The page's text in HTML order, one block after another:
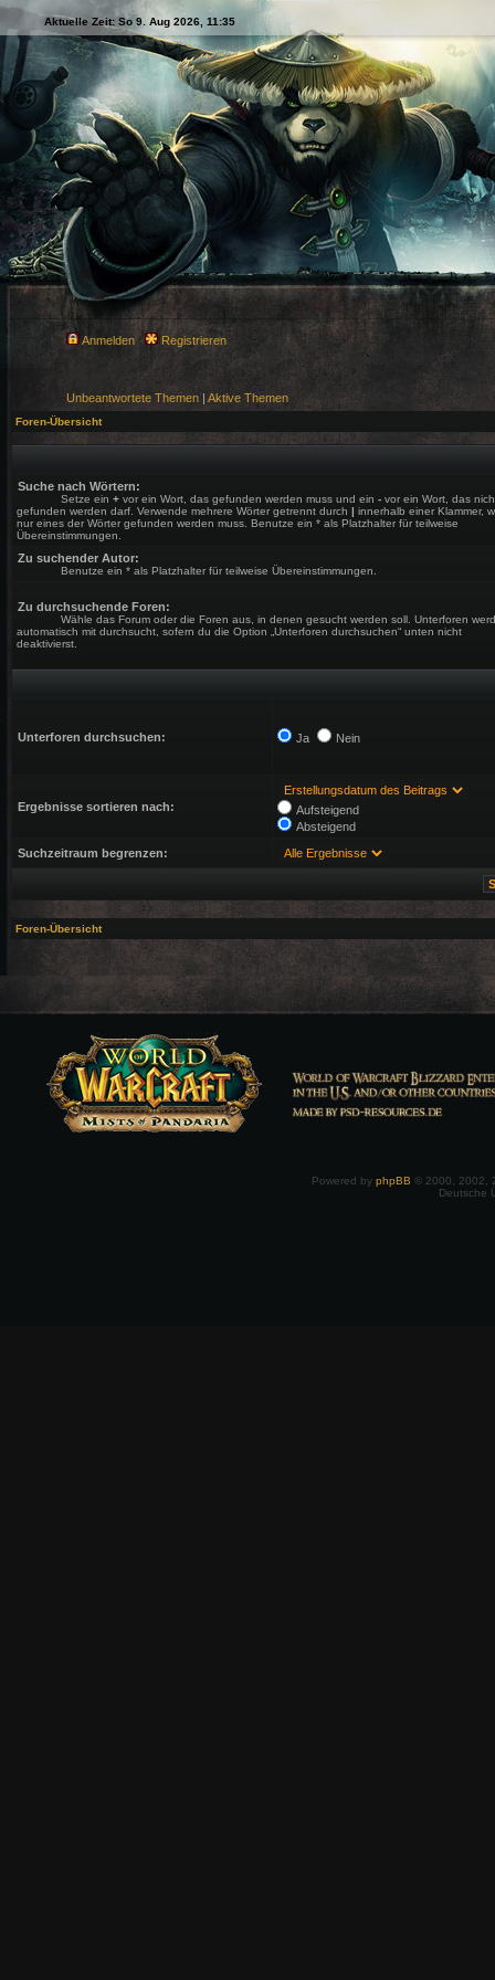
Aktuelle Zeit: So 9. Aug 2026, 11:35
Anmelden Registrieren
Unbeantwortete Themen | Aktive Themen
Foren-Übersicht
Suche nach Wörtern:
Setze ein + vor ein Wort, das gefunden werden muss und ein - vor ein Wort, das
gefunden werden darf. Verwende mehrere Wörter getrennt durch | innerhalb einer Klammer,
nur eines der Wörter gefunden werden muss. Benutze ein * als Platzhalter für teilweise
Übereinstimmungen.
Zu suchender Autor:
Benutze ein * als Platzhalter für teilweise Übereinstimmungen.
Zu durchsuchende Foren:
Wähle das Forum oder die Foren aus, in denen gesucht werden soll. Unterforen
automatisch mit durchsucht, sofern du die Option „Unterforen durchsuchen“ unten nicht
deaktivierst.
Unterforen durchsuchen: Ja Nein
Ergebnisse sortieren nach:
Aufsteigend
Absteigend
Suchzeitraum begrenzen:
Foren-Übersicht
Powered by phpBB © 2000, 2002,
Deutsche